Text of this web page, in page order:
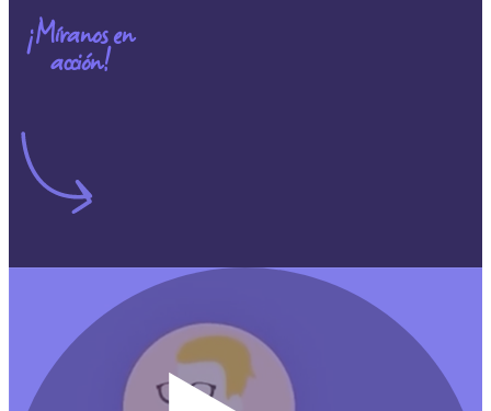
¡Míranos en
acción!